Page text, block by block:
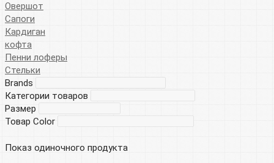
Овершот
Сапоги
Кардиган
кофта
Пенни лоферы
Стельки
Brands
Категории товаров
Размер
Товар Color
Показ одиночного продукта